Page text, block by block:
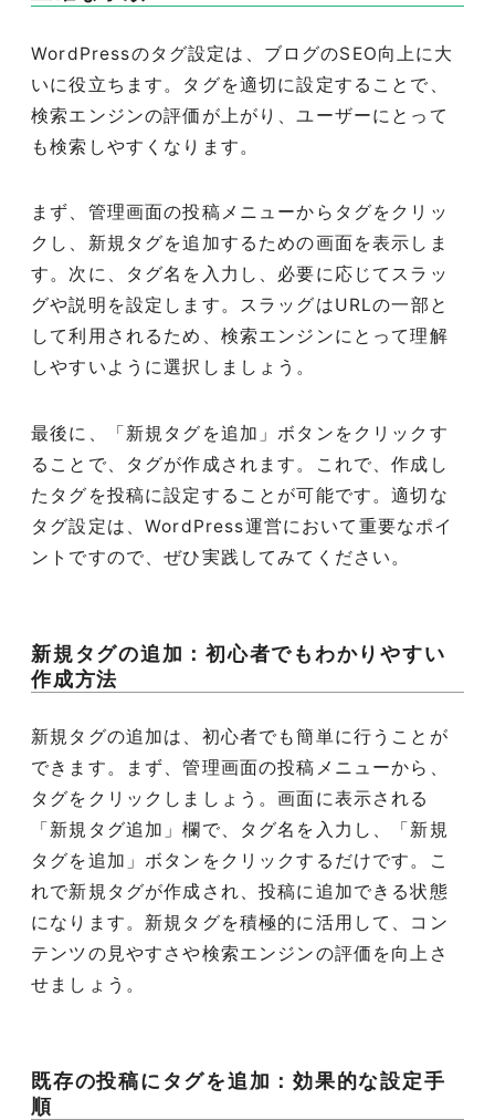
WordPressのタグ設定は、ブログのSEO向上に大
いに役立ちます。タグを適切に設定することで、
検索エンジンの評価が上がり、ユーザーにとって
も検索しやすくなります。
まず、管理画面の投稿メニューからタグをクリッ
クし、新規タグを追加するための画面を表示しま
す。次に、タグ名を入力し、必要に応じてスラッ
グや説明を設定します。スラッグはURLの一部と
して利用されるため、検索エンジンにとって理解
しやすいように選択しましょう。
最後に、「新規タグを追加」ボタンをクリックす
ることで、タグが作成されます。これで、作成し
たタグを投稿に設定することが可能です。適切な
タグ設定は、WordPress運営において重要なポイ
ントですので、ぜひ実践してみてください。
新規タグの追加：初心者でもわかりやすい
作成方法
新規タグの追加は、初心者でも簡単に行うことが
できます。まず、管理画面の投稿メニューから、
タグをクリックしましょう。画面に表示される
「新規タグ追加」欄で、タグ名を入力し、「新規
タグを追加」ボタンをクリックするだけです。こ
れで新規タグが作成され、投稿に追加できる状態
になります。新規タグを積極的に活用して、コン
テンツの見やすさや検索エンジンの評価を向上さ
せましょう。
既存の投稿にタグを追加：効果的な設定手
順